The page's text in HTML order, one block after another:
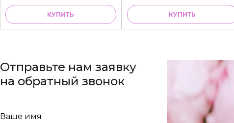
КУПИТЬ КУПИТЬ
Отправьте нам заявку
на обратный звонок